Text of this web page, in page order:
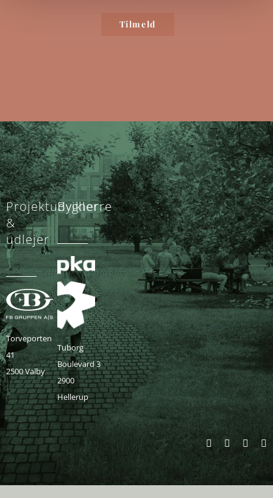
Projektudvikler
&
udlejer
Torveporten
41
2500 Valby
Bygherre
Tuborg
Boulevard 3
2900
Hellerup